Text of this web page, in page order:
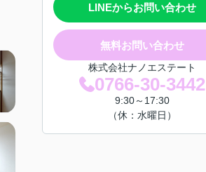
LINEからお問い合わせ
無料お問い合わせ
株式会社ナノエステート
0766-30-3442
9:30～17:30
（休：水曜日）